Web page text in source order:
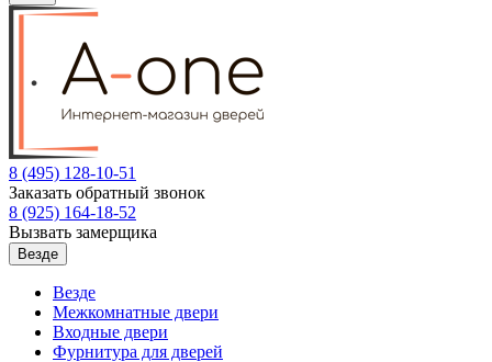
8 (495) 128-10-51
Заказать обратный звонок
8 (925) 164-18-52
Вызвать замерщика
Везде
Везде
Межкомнатные двери
Входные двери
Фурнитура для дверей